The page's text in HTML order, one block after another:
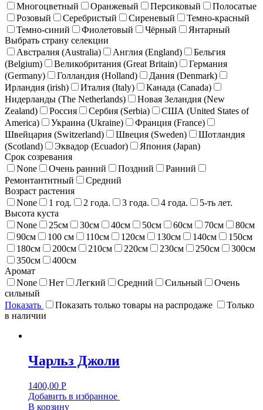
Многоцветный
Оранжевый Персиковый
Полосатые
Розовый
Серебристый Сиреневый
Темно-красный
Темно-синий
Фиолетовый Чёрный
Янтарный
Выбрать страну селекции
Австралия (Australia)
Англия (England)
Бельгия
(Belgium)
Великобритания (Great Britain)
Германия
(Germany)
Голландия (Holland)
Дания (Denmark)
Ирландия (irish)
Италия (Italy)
Канада (Canada)
Нидерланды (The Netherlands)
Новая Зеландия (New
Zealand)
Россия Сербия (Serbia)
США (United States of
America)
Украина (Ukraine)
Франция (France)
Швейцария (Switzerland)
Швеция (Sweden)
Шотландия
(Scotland)
Эквадор (Ecuador)
Япония (Japan)
Срок созревания
None
Очень ранний Поздний
Ранний
Ремонтантнтный
Средний
Возраст растения
None
1 год. 2 года. 3 года. 4 года.
5-ть лет.
Высота куста
None
25см 30см 40см 50см 60см 70см
80см
90см
100 см 110см 120см 130см 140см
150см
180см
200см 210см 220см 230см 250см
300см
350см
400см
Аромат
None
Нет Легкий Средний Сильный
Очень
сильный
Показать
Показать только товары на распродаже
Только
в наличии
Чарльз Джоли
1400,00 Р
Добавить в избранное
В корзину